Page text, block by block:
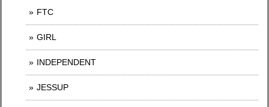
FTC
GIRL
INDEPENDENT
JESSUP